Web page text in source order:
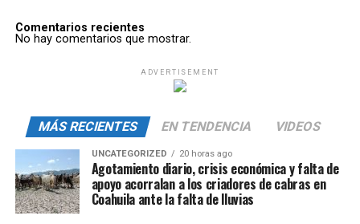
Comentarios recientes
No hay comentarios que mostrar.
ADVERTISEMENT
MÁS RECIENTES EN TENDENCIA VIDEOS
UNCATEGORIZED 20 horas ago
Agotamiento diario, crisis económica y falta de
apoyo acorralan a los criadores de cabras en
Coahuila ante la falta de lluvias